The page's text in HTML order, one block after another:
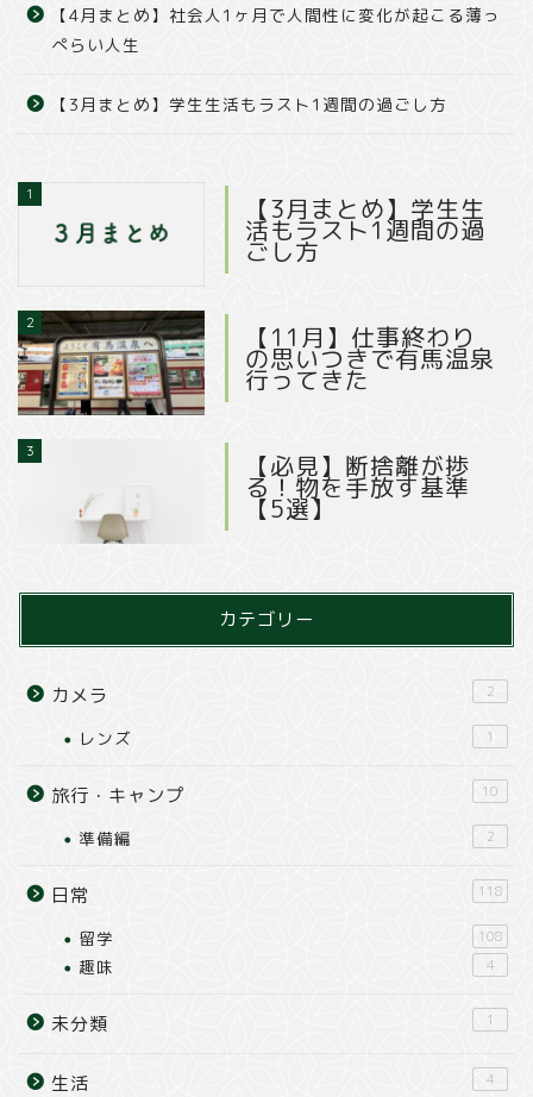
【4月まとめ】社会人1ヶ月で人間性に変化が起こる薄っ
ぺらい人生
【3月まとめ】学生生活もラスト1週間の過ごし方
1 【3月まとめ】学生生
活もラスト1週間の過
ごし方
2 【11月】仕事終わり
の思いつきで有馬温泉
行ってきた
3 【必見】断捨離が捗
る！物を手放す基準
【5選】
カテゴリー
カメラ 2
レンズ 1
旅行・キャンプ 10
準備編 2
日常 118
留学 108
趣味 4
未分類 1
生活 4